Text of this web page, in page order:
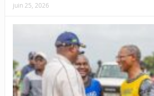
juin 25, 2026